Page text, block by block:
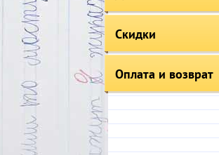
Скидки
Оплата и возврат